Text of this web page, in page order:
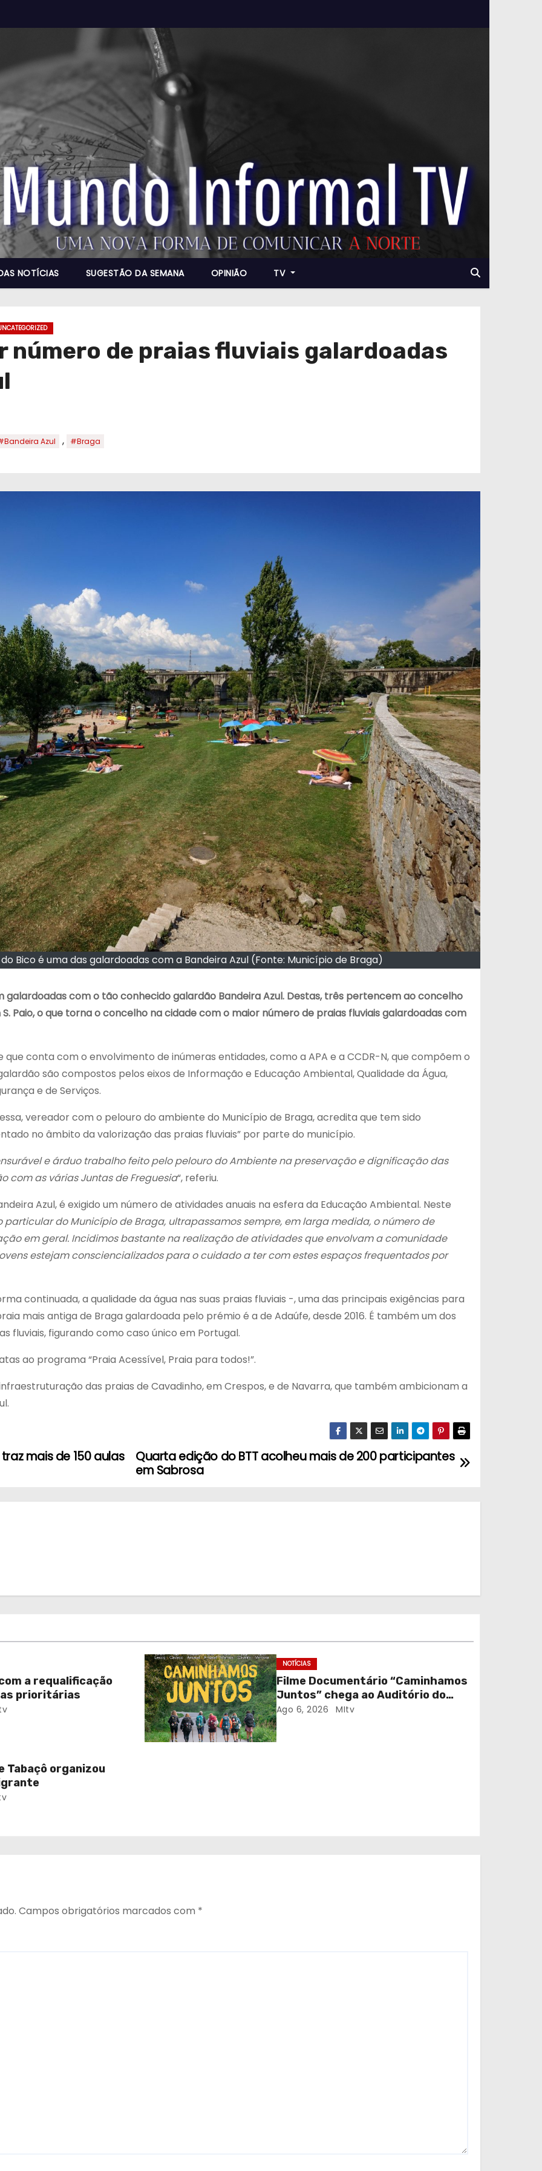
NOTÍCIAS SUGESTÃO DA SEMANA OPINIÃO TV
número de praias fluviais galardoadas
Azul , #Braga
Bico é uma das galardoadas com a Bandeira Azul (Fonte: Município de Braga)
galardoadas com o tão conhecido galardão Bandeira Azul. Destas, três pertencem ao concelho
Paio, o que torna o concelho na cidade com o maior número de praias fluviais galardoadas com
que conta com o envolvimento de inúmeras entidades, como a APA e a CCDR-N, que compõem o
são compostos pelos eixos de Informação e Educação Ambiental, Qualidade da Água,
e de Serviços.
vereador com o pelouro do ambiente do Município de Braga, acredita que tem sido
no âmbito da valorização das praias fluviais” por parte do município.
e árduo trabalho feito pelo pelouro do Ambiente na preservação e dignificação das
com as várias Juntas de Freguesia“, referiu.
Azul, é exigido um número de atividades anuais na esfera da Educação Ambiental. Neste
particular do Município de Braga, ultrapassamos sempre, em larga medida, o número de
em geral. Incidimos bastante na realização de atividades que envolvam a comunidade
estejam consciencializados para o cuidado a ter com estes espaços frequentados por
continuada, a qualidade da água nas suas praias fluviais -, uma das principais exigências para
mais antiga de Braga galardoada pelo prémio é a de Adaúfe, desde 2016. É também um dos
fluviais, figurando como caso único em Portugal.
ao programa “Praia Acessível, Praia para todos!”.
das praias de Cavadinho, em Crespos, e de Navarra, que também ambicionam a
Quarta edição do BTT acolheu mais de 200 participantes
em Sabrosa
mais de 150 aulas
a requalificação
prioritárias
NOTÍCIAS
Filme Documentário “Caminhamos
Juntos” chega ao Auditório do
C.E.R. Vagos em sessão solidária
Ago 6, 2026 MItv
Tabaçô organizou
Campos obrigatórios marcados com *